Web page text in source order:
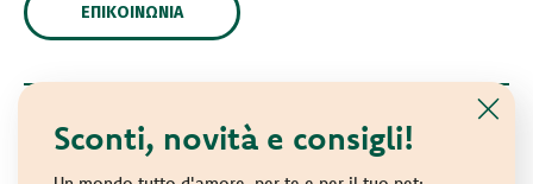
Sconti, novità e consigli!
ΕΠΙΚΟΙΝΩΝΊΑ
© 2021 Oasy. Με επιφύλαξη κάθε νόμιμου δικαιώματος.
Wonderfood S.p.A. Strada dei Censiti, 2 - 47891 Repubblica